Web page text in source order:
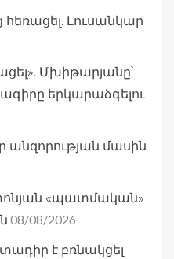
հեռացել. Լուսանկար
Մխիթարյանը՝
երկարաձգելու
անզորության մասին
«պատմական»
08/08/2026
է բռնակցել